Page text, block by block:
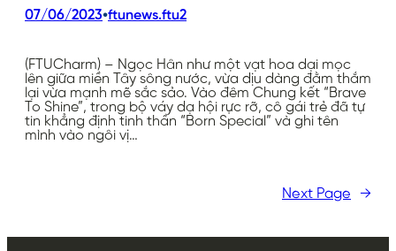
07/06/2023•ftunews.ftu2
(FTUCharm) – Ngọc Hân như một vạt hoa dại mọc
lên giữa miền Tây sông nước, vừa dịu dàng đằm thắm
lại vừa mạnh mẽ sắc sảo. Vào đêm Chung kết “Brave
To Shine”, trong bộ váy dạ hội rực rỡ, cô gái trẻ đã tự
tin khẳng định tinh thần “Born Special” và ghi tên
mình vào ngôi vị…
Next Page →